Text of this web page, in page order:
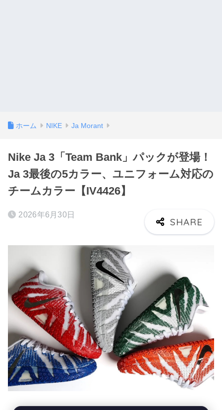
ホーム NIKE Ja Morant
Nike Ja 3「Team Bank」パックが登場！
Ja 3最後の5カラー、ユニフォーム対応の
チームカラー【IV4426】
2026年6月30日